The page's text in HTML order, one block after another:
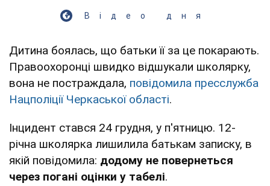
Відео дня
Дитина боялась, що батьки її за це покарають.
Правоохоронці швидко відшукали школярку,
вона не постраждала, повідомила пресслужба
Нацполіції Черкаської області.
Інцидент стався 24 грудня, у п'ятницю. 12-
річна школярка лишилила батькам записку, в
якій повідомила: додому не повернеться
через погані оцінки у табелі.